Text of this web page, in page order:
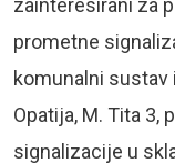
zainteresirani za
prometne
komunalni sustav
Opatija, M. Tita 3,
signalizacije u